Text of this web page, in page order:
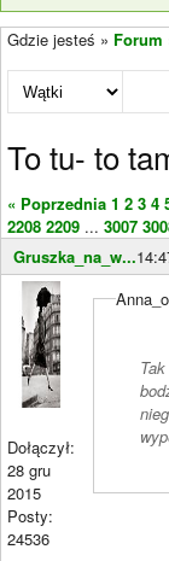
Gdzie jesteś » Forum
To tu- to
« Poprzednia 1 2 3 4
2208 2209 ... 3007
Gruszka_na_w...
Dołączył:
28 gru
2015
Posty:
24536
Tak